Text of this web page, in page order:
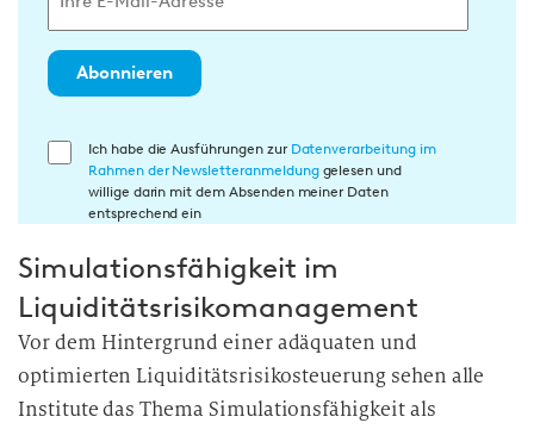
Abonnieren
E
i
i
g
u
Ich habe die Ausführungen zur Datenverarbeitung im
Rahmen der Newsletteranmeldunggelesen und
willige darin mit dem Absenden meiner Daten
entsprechend ein
Simulationsfähigkeit im
Liquiditätsrisikomanagement
Vor dem Hintergrund einer adäquaten und
optimierten Liquiditätsrisikosteuerung sehen alle
Institute das Thema Simulationsfähigkeit als